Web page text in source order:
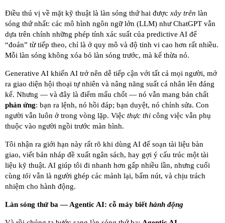
Điều thú vị về mặt kỹ thuật là làn sóng thứ hai được xây trên làn
sóng thứ nhất: các mô hình ngôn ngữ lớn (LLM) như ChatGPT vẫn
dựa trên chính những phép tính xác suất của predictive AI để
“đoán” từ tiếp theo, chỉ là ở quy mô và độ tinh vi cao hơn rất nhiều.
Mỗi làn sóng không xóa bỏ làn sóng trước, mà kế thừa nó.
Generative AI khiến AI trở nên dễ tiếp cận với tất cả mọi người, mở
ra giao diện hội thoại tự nhiên và nâng năng suất cá nhân lên đáng
kể. Nhưng — và đây là điểm mấu chốt — nó vẫn mang bản chất
phản ứng: bạn ra lệnh, nó hồi đáp; bạn duyệt, nó chỉnh sửa. Con
người vẫn luôn ở trong vòng lặp. Việc thực thi công việc vẫn phụ
thuộc vào người ngồi trước màn hình.
Tôi nhận ra giới hạn này rất rõ khi dùng AI để soạn tài liệu bàn
giao, viết bản nháp đề xuất ngân sách, hay gợi ý cấu trúc một tài
liệu kỹ thuật. AI giúp tôi đi nhanh hơn gấp nhiều lần, nhưng cuối
cùng tôi vẫn là người ghép các mảnh lại, bấm nút, và chịu trách
nhiệm cho hành động.
Làn sóng thứ ba — Agentic AI: cỗ máy biết hành động